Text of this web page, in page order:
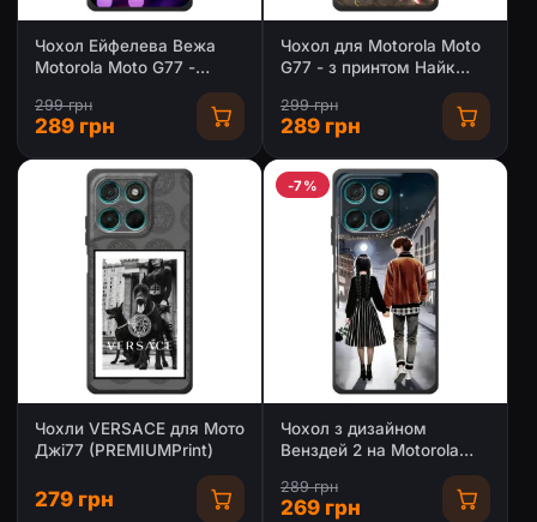
Чохол Ейфелева Вежа
Motorola Moto G77 -
299 грн
289 грн
Чохол для Motorola Moto
G77 - з принтом Найк
299 грн
289 грн
Чохли VERSACE для Мото
Джі77 (PREMIUMPrint)
279 грн
-7%
Чохол з дизайном
Венздей 2 на Motorola
289 грн
269 грн